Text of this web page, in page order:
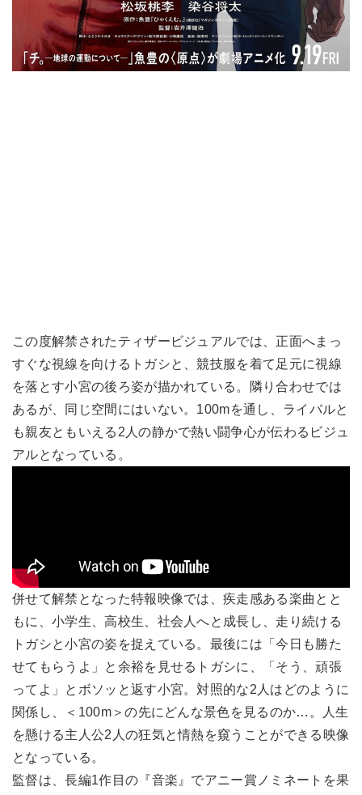
この度解禁されたティザービジュアルでは、正面へまっ
すぐな視線を向けるトガシと、競技服を着て足元に視線
を落とす小宮の後ろ姿が描かれている。隣り合わせでは
あるが、同じ空間にはいない。100mを通し、ライバルと
も親友ともいえる2人の静かで熱い闘争心が伝わるビジュ
アルとなっている。
併せて解禁となった特報映像では、疾走感ある楽曲とと
もに、小学生、高校生、社会人へと成長し、走り続ける
トガシと小宮の姿を捉えている。最後には「今日も勝た
せてもらうよ」と余裕を見せるトガシに、「そう、頑張
ってよ」とボソッと返す小宮。対照的な2人はどのように
関係し、＜100m＞の先にどんな景色を見るのか…。人生
を懸ける主人公2人の狂気と情熱を窺うことができる映像
となっている。
監督は、長編1作目の『音楽』でアニー賞ノミネートを果